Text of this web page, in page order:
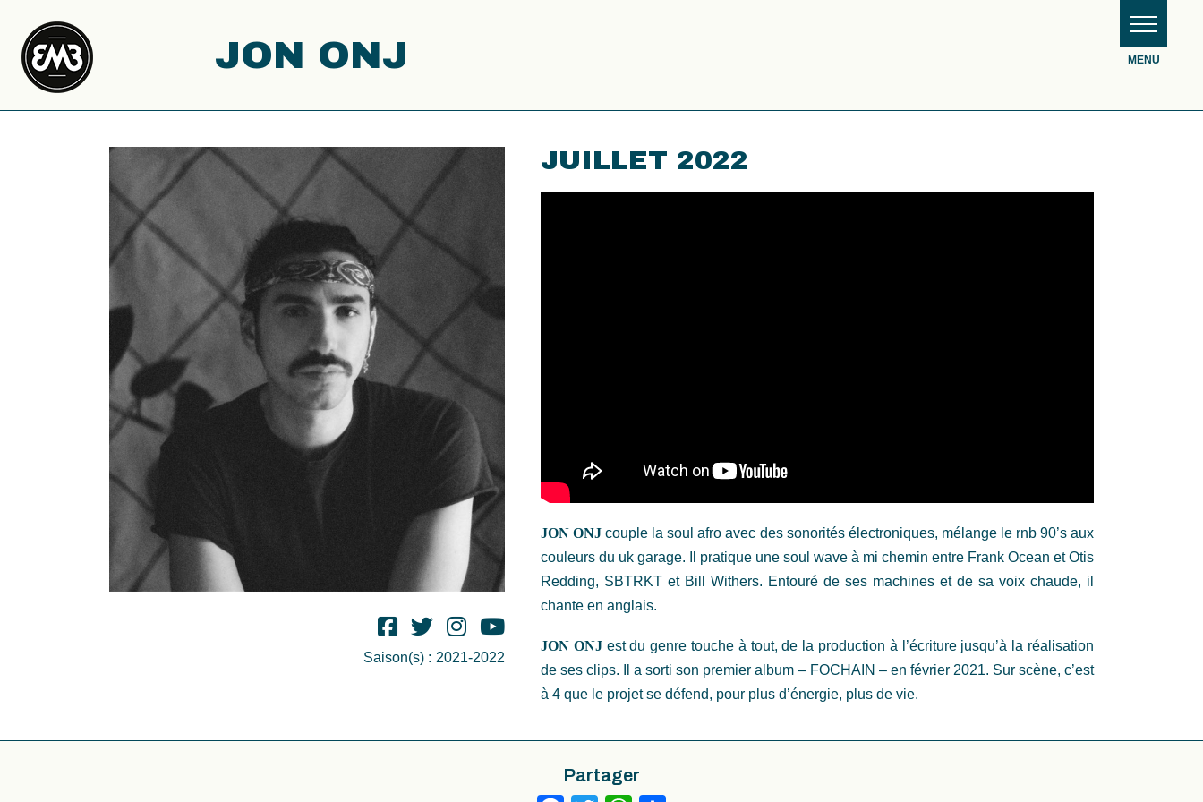
JON ONJ
Saison(s) : 2021-2022
JUILLET 2022
JON ONJ couple la soul afro avec des sonorités électroniques, mélange le rnb 90’s aux
couleurs du uk garage. Il pratique une soul wave à mi chemin entre Frank Ocean et Otis
Redding, SBTRKT et Bill Withers. Entouré de ses machines et de sa voix chaude, il
chante en anglais.
JON ONJest du genre touche à tout, de la production à l’écriture jusqu’à la réalisation
de ses clips. Il a sorti son premier album – FOCHAIN – en février 2021. Sur scène, c’est
à 4 que le projet se défend, pour plus d’énergie, plus de vie.
Partager